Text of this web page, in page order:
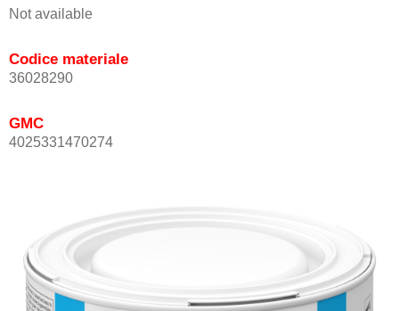
Not available
Codice materiale
36028290
GMC
4025331470274